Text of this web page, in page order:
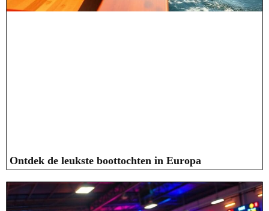
Ontdek de leukste boottochten in Europa